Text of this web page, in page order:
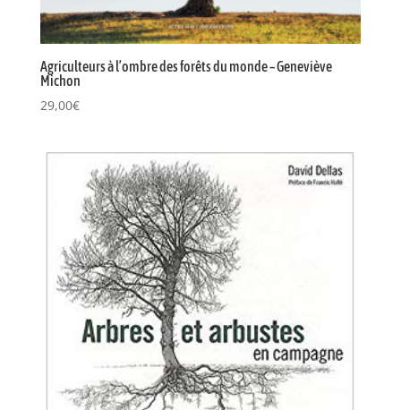
Agriculteurs à l’ombre des forêts du monde – Geneviève
Michon
29,00€